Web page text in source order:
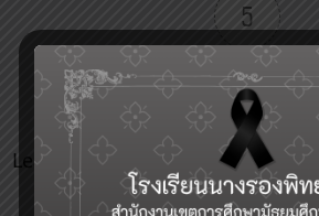
5
Article Rating
Leave a Reply